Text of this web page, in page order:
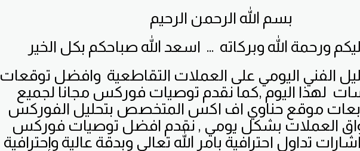
بسم الله الرحمن الرحيم
ورحمة الله وبركاته ... اسعد الله صباحكم بكل الخير
الفني اليومي على العملات التقاطعية وافضل توقعات
لهذا اليوم ,كما نقدم توصيات فوركس مجانا لجميع
موقع حناوي اف اكس المتخصص بتحليل الفوركس
العملات بشكل يومي , نقدم افضل توصيات فوركس
تداول احترافية بامر الله تعالى وبدقة عالية وإحترافية